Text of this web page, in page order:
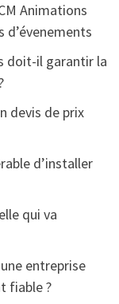
Animations
d’évenements
doit-il garantir la
devis de prix
d’installer
qui va
entreprise
fiable ?